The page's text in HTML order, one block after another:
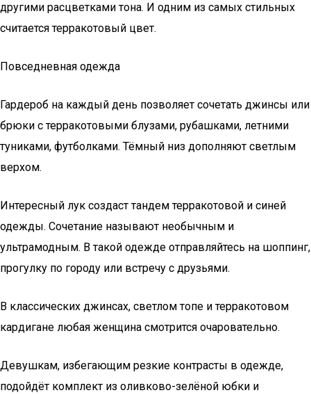
другими расцветками тона. И одним из самых стильных
считается терракотовый цвет.
Повседневная одежда
Гардероб на каждый день позволяет сочетать джинсы или
брюки с терракотовыми блузами, рубашками, летними
туниками, футболками. Тёмный низ дополняют светлым
верхом.
Интересный лук создаст тандем терракотовой и синей
одежды. Сочетание называют необычным и
ультрамодным. В такой одежде отправляйтесь на шоппинг,
прогулку по городу или встречу с друзьями.
В классических джинсах, светлом топе и терракотовом
кардигане любая женщина смотрится очаровательно.
Девушкам, избегающим резкие контрасты в одежде,
подойдёт комплект из оливково-зелёной юбки и